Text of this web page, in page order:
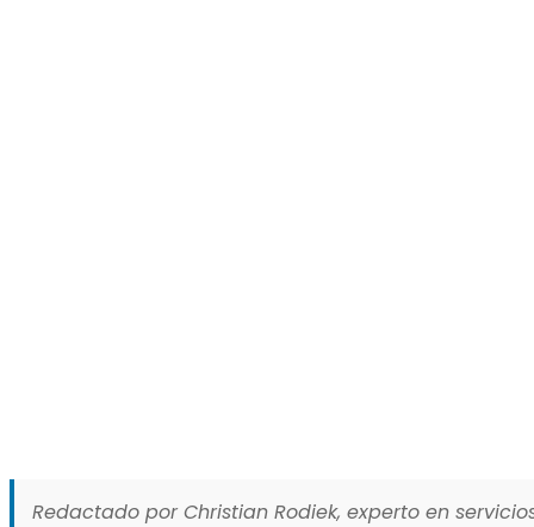
Redactado por Christian Rodiek, experto en